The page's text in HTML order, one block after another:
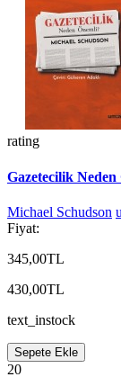
rating
Gazetecilik Neden
Michael Schudson
Fiyat:
345,00TL
430,00TL
text_instock
Sepete Ekle
20